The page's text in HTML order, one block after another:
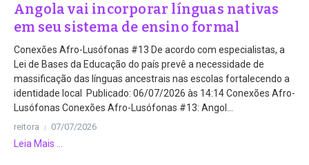
Angola vai incorporar línguas nativas
em seu sistema de ensino formal
Conexões Afro-Lusófonas #13 De acordo com especialistas, a
Lei de Bases da Educação do país prevê a necessidade de
massificação das línguas ancestrais nas escolas fortalecendo a
identidade local Publicado: 06/07/2026 às 14:14 Conexões Afro-
Lusófonas Conexões Afro-Lusófonas #13: Angol...
reitora 07/07/2026
Leia Mais ...